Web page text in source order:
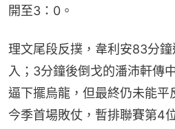
開至3：0。
理文尾段反撲，韋利安83分
入；3分鐘後倒戈的潘沛軒傳
逼下擺烏龍，但最終仍未能
今季首場敗仗，暫排聯賽第4